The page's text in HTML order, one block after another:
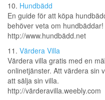
10. Hundbädd
En guide för att köpa
behöver veta om hundbäddar!
http://www.hundbädd.net
11. Värdera Villa
Värdera villa gratis med en
onlinetjänster. Att värdera sin
att sälja sin villa.
http://värderavilla.weebly.com